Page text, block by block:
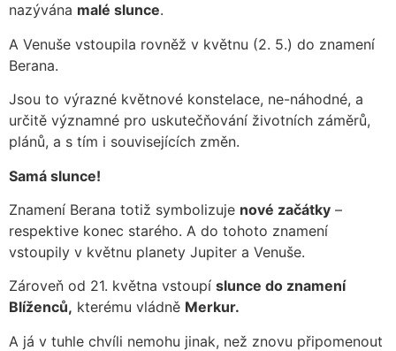
nazývána malé slunce.
A Venuše vstoupila rovněž v květnu (2. 5.) do znamení
Berana.
Jsou to výrazné květnové konstelace, ne-náhodné, a
určitě významné pro uskutečňování životních záměrů,
plánů, a s tím i souvisejících změn.
Samá slunce!
Znamení Berana totiž symbolizuje nové začátky –
respektive konec starého. A do tohoto znamení
vstoupily v květnu planety Jupiter a Venuše.
Zároveň od 21. května vstoupí slunce do znamení
Blíženců, kterému vládně Merkur.
A já v tuhle chvíli nemohu jinak, než znovu připomenout